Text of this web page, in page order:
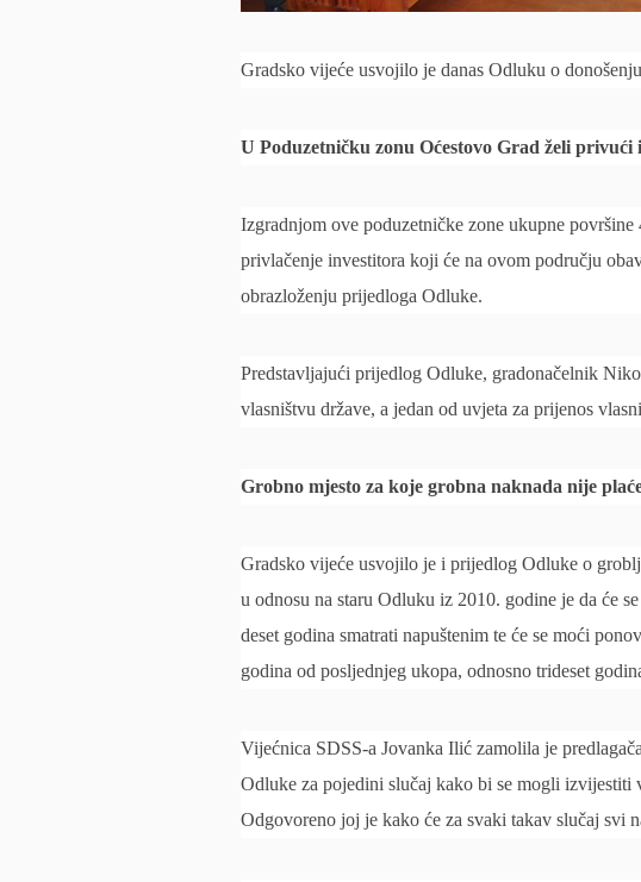
Gradsko vijeće usvojilo je danas Odluku o
U Poduzetničku zonu Oćestovo Grad želi
Izgradnjom ove poduzetničke zone ukupne
privlačenje investitora koji će na ovom području
obrazloženju prijedloga Odluke.
Predstavljajući prijedlog Odluke, gradonačelnik
vlasništvu države, a jedan od uvjeta za prijenos
Grobno mjesto za koje grobna naknada nije
Gradsko vijeće usvojilo je i prijedlog Odluke o
u odnosu na staru Odluku iz 2010. godine je da će
deset godina smatrati napuštenim te će se moći
godina od posljednjeg ukopa, odnosno trideset
Vijećnica SDSS-a Jovanka Ilić zamolila je
Odluke za pojedini slučaj kako bi se mogli
Odgovoreno joj je kako će za svaki takav slučaj svi